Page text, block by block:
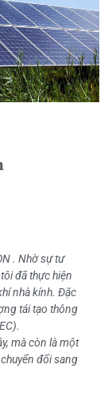
. Nhờ sự tư
đã thực hiện
nhà kính. Đặc
tái tạo thông
mà còn là một
đổi sang